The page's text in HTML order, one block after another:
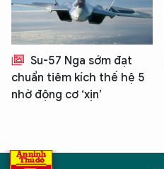
Su-57 Nga sớm đạt
chuẩn tiêm kích thế hệ 5
nhờ động cơ ‘xịn’